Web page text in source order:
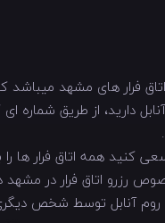
فرار های مشهد
7 از 10 میباشد و همیشه سعی
با شماره 09904139020 در ساعات 9
آنابل توسط شخص